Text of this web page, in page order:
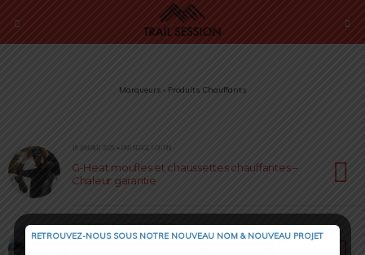
Marqueurs › Produits Chauffants
15 JANVIER 2025 • PAR SERGE FORTINI
G-Heat moufles et chaussettes chauffantes –
Chaleur garantie
6 DÉCEMBRE 2024 • PAR SERGE FORTINI
RETROUVEZ-NOUS SOUS NOTRE NOUVEAU NOM & NOUVEAU PROJET